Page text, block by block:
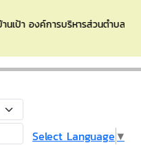
เป้า องค์การบริหารส่วนตำบลบ้
Select Language ▼